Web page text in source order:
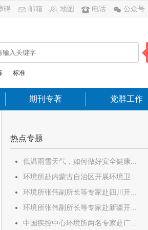
碍 邮箱 地图 电话 公众号
标准
期刊专著 党群工作
热点专题
低温雨雪天气，如何做好安全健康...
环境所赴内蒙古自治区开展环境卫...
环境所张伟副所长等专家赴四川开...
环境所张伟副所长等专家赴新疆开...
中国疾控中心环境所两名专家赴广...